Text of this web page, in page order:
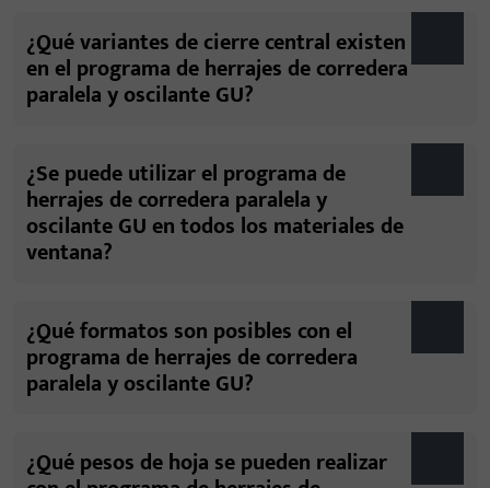
¿Qué variantes de cierre central existen
en el programa de herrajes de corredera
paralela y oscilante GU?
¿Se puede utilizar el programa de
herrajes de corredera paralela y
oscilante GU en todos los materiales de
ventana?
¿Qué formatos son posibles con el
programa de herrajes de corredera
paralela y oscilante GU?
¿Qué pesos de hoja se pueden realizar